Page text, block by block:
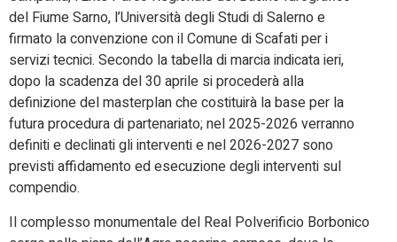
del Fiume Sarno, l’Università degli Studi di Salerno e
firmato la convenzione con il Comune di Scafati per i
servizi tecnici. Secondo la tabella di marcia indicata ieri,
dopo la scadenza del 30 aprile si procederà alla
definizione del masterplan che costituirà la base per la
futura procedura di partenariato; nel 2025-2026 verranno
definiti e declinati gli interventi e nel 2026-2027 sono
previsti affidamento ed esecuzione degli interventi sul
compendio.
Il complesso monumentale del Real Polverificio Borbonico